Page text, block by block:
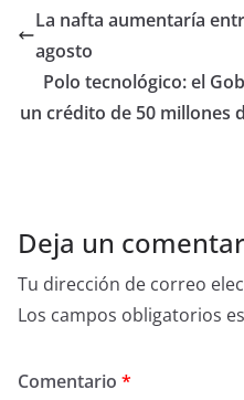
La nafta aumentaría
agosto
Polo tecnológico: el
un crédito de 50 millones
Deja un
Tu dirección de correo
Los campos obligatorios
Comentario *